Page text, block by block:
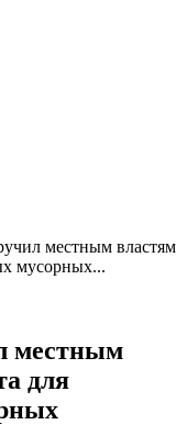
местным властям
мусорных...
местным
для